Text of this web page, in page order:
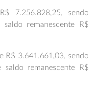
7.256.828,25, sendo
remanescente R$
R$ 3.641.661,03, sendo
remanescente R$